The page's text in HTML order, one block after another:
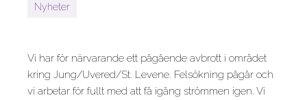
Nyheter
Vi har för närvarande ett pågående avbrott i området
kring Jung/Uvered/St. Levene. Felsökning pågår och
vi arbetar för fullt med att få igång strömmen igen. Vi